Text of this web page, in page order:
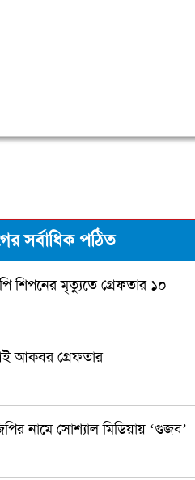
সর্বাধিক পঠিত
শিপনের মৃত্যুতে গ্রেফতার ১০
আকবর গ্রেফতার
নামে সোশ্যাল মিডিয়ায় ‘গুজব’